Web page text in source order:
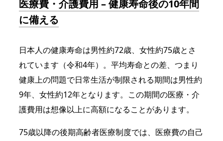
医療費・介護費用 – 健康寿命後の10年間
に備える
日本人の健康寿命は男性約72歳、女性約75歳とさ
れています（令和4年）。平均寿命との差、つまり
健康上の問題で日常生活が制限される期間は男性約
9年、女性約12年となります。この期間の医療・介
護費用は想像以上に高額になることがあります。
75歳以降の後期高齢者医療制度では、医療費の自己